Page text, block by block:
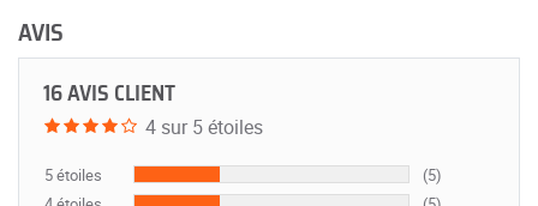
AVIS
16 AVIS CLIENT
4 sur 5 étoiles
5 étoiles
(5)